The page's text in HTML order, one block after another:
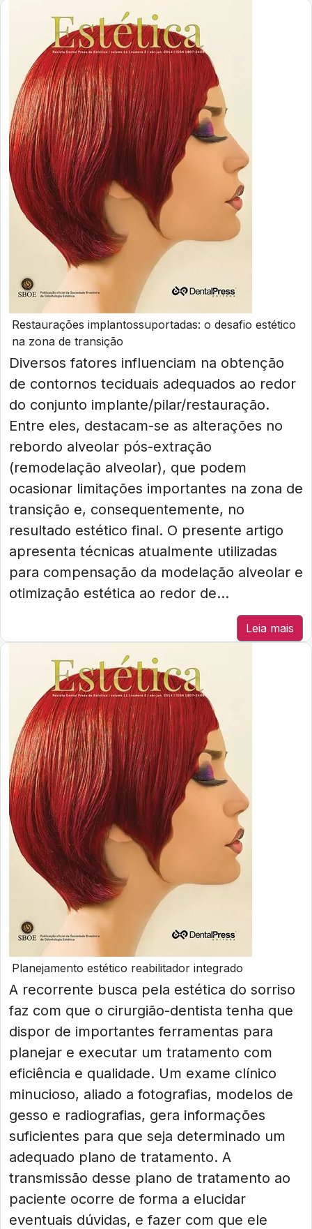
Restaurações implantossuportadas: o desafio estético
na zona de transição
Diversos fatores influenciam na obtenção
de contornos teciduais adequados ao redor
do conjunto implante/pilar/restauração.
Entre eles, destacam-se as alterações no
rebordo alveolar pós-extração
(remodelação alveolar), que podem
ocasionar limitações importantes na zona de
transição e, consequentemente, no
resultado estético final. O presente artigo
apresenta técnicas atualmente utilizadas
para compensação da modelação alveolar e
otimização estética ao redor de...
Leia mais
Planejamento estético reabilitador integrado
A recorrente busca pela estética do sorriso
faz com que o cirurgião-dentista tenha que
dispor de importantes ferramentas para
planejar e executar um tratamento com
eficiência e qualidade. Um exame clínico
minucioso, aliado a fotografias, modelos de
gesso e radiografias, gera informações
suficientes para que seja determinado um
adequado plano de tratamento. A
transmissão desse plano de tratamento ao
paciente ocorre de forma a elucidar
eventuais dúvidas, e fazer com que ele